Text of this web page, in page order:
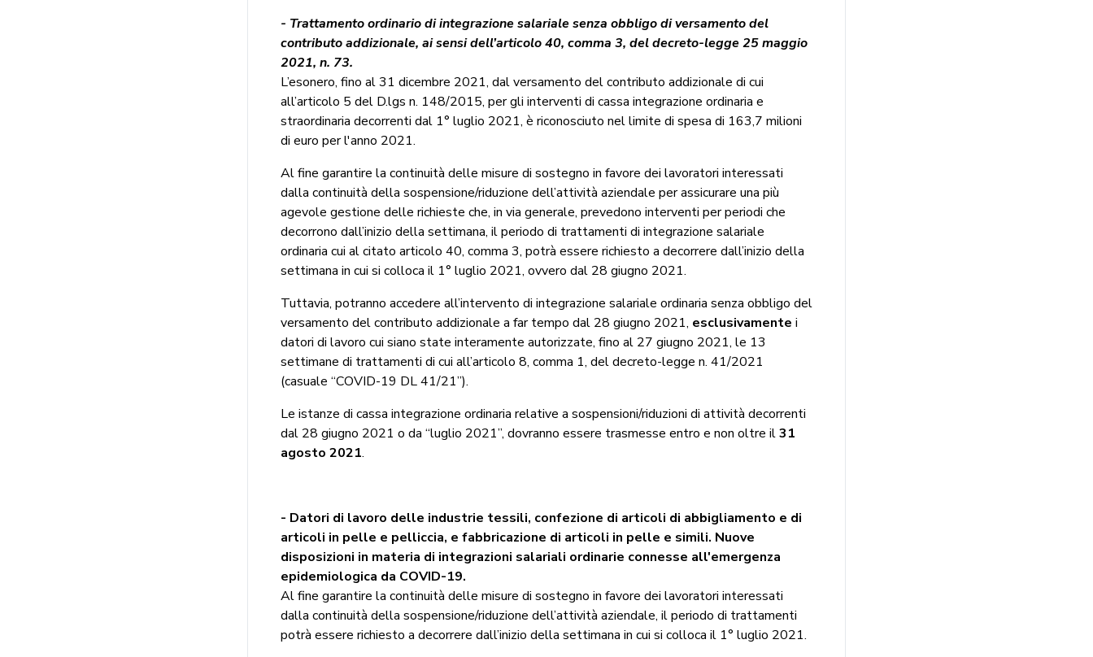
- Trattamento ordinario di integrazione salariale senza obbligo di versamento del
contributo addizionale, ai sensi dell’articolo 40, comma 3, del decreto-legge 25 maggio
2021, n. 73.
L’esonero, fino al 31 dicembre 2021, dal versamento del contributo addizionale di cui
all’articolo 5 del D.lgs n. 148/2015, per gli interventi di cassa integrazione ordinaria e
straordinaria decorrenti dal 1° luglio 2021, è riconosciuto nel limite di spesa di 163,7 milioni
di euro per l'anno 2021.
Al fine garantire la continuità delle misure di sostegno in favore dei lavoratori interessati
dalla continuità della sospensione/riduzione dell’attività aziendale per assicurare una più
agevole gestione delle richieste che, in via generale, prevedono interventi per periodi che
decorrono dall’inizio della settimana, il periodo di trattamenti di integrazione salariale
ordinaria cui al citato articolo 40, comma 3, potrà essere richiesto a decorrere dall’inizio della
settimana in cui si colloca il 1° luglio 2021, ovvero dal 28 giugno 2021.
Tuttavia, potranno accedere all’intervento di integrazione salariale ordinaria senza obbligo del
versamento del contributo addizionale a far tempo dal 28 giugno 2021, esclusivamente i
datori di lavoro cui siano state interamente autorizzate, fino al 27 giugno 2021, le 13
settimane di trattamenti di cui all’articolo 8, comma 1, del decreto-legge n. 41/2021
(casuale “COVID-19 DL 41/21”).
Le istanze di cassa integrazione ordinaria relative a sospensioni/riduzioni di attività decorrenti
dal 28 giugno 2021 o da “luglio 2021”, dovranno essere trasmesse entro e non oltre il31
agosto 2021.
- Datori di lavoro delle industrie tessili, confezione di articoli di abbigliamento e di
articoli in pelle e pelliccia, e fabbricazione di articoli in pelle e simili. Nuove
disposizioni in materia di integrazioni salariali ordinarie connesse all'emergenza
epidemiologica da COVID-19.
Al fine garantire la continuità delle misure di sostegno in favore dei lavoratori interessati
dalla continuità della sospensione/riduzione dell’attività aziendale, il periodo di trattamenti
potrà essere richiesto a decorrere dall’inizio della settimana in cui si colloca il 1° luglio 2021.